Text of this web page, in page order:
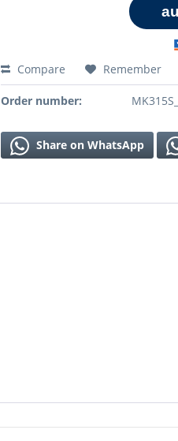
Compare Remember
Order number:
Share on WhatsApp